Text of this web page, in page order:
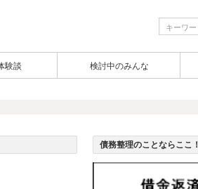
験談 検討中のみんな
債務整理のことならここ！